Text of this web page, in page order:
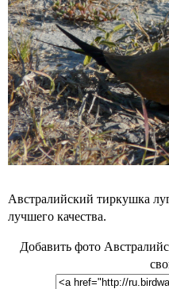
Австралийский тиркушка
лучшего качества.
Добавить фото